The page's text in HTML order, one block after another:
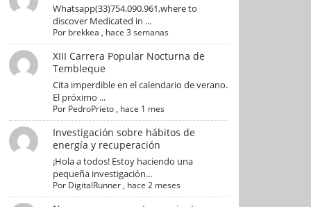
Whatsapp(33)754.090.961,where to
discover Medicated in ...
Por brekkea , hace 3 semanas
XIII Carrera Popular Nocturna de
Tembleque
Cita imperdible en el calendario de verano.
El próximo ...
Por PedroPrieto , hace 1 mes
Investigación sobre hábitos de
energía y recuperación
¡Hola a todos! Estoy haciendo una
pequeña investigación...
Por DigitalRunner , hace 2 meses